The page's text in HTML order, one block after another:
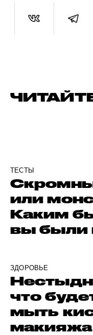
ТЕСТЫ
или
Каким
вы были
ЗДОРОВЬЕ
что
мыть
макияжа